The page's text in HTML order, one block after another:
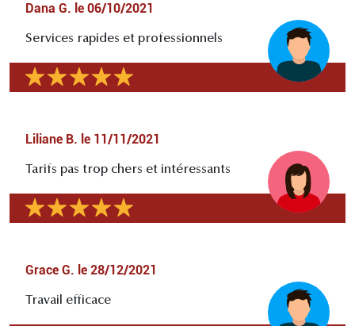
Dana G. le 06/10/2021
Services rapides et professionnels
Liliane B. le 11/11/2021
Tarifs pas trop chers et intéressants
Grace G. le 28/12/2021
Travail efficace